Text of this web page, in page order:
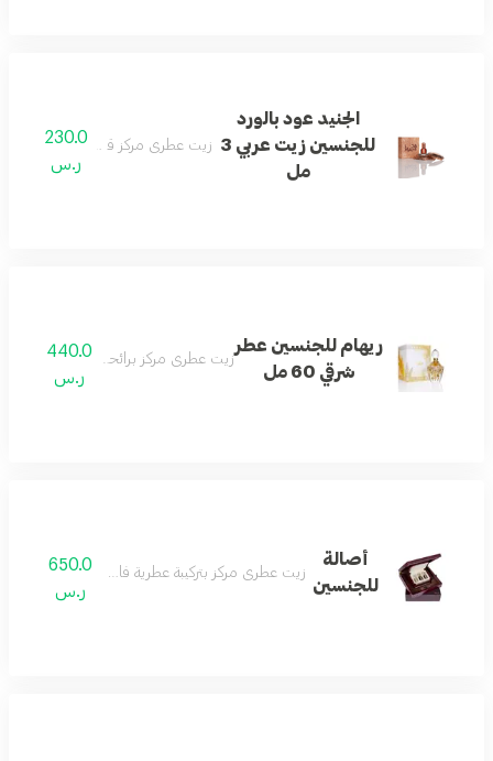
الجنيد عود بالورد
للجنسين زيت عربي 3
مل
زيت عطري مركز قوي بنفحات العود.
230.0
ر.س
ريهام للجنسين عطر
شرقي 60 مل
زيت عطري مركز برائحة أصيلة وعميقة.
440.0
ر.س
أصالة
للجنسين
زيت عطري مركز بتركيبة عطرية فاخرة تناسب
650.0
ر.س